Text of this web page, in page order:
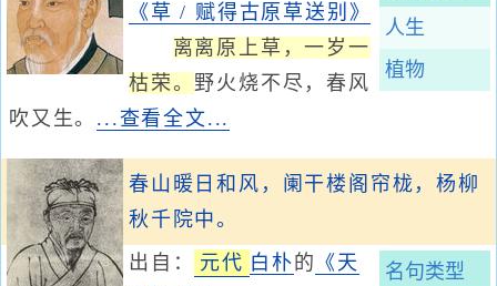
人生
植物
《草 / 赋得古原草送别》
离离原上草，一岁一
枯荣。 野火烧不尽，春风
吹又生。 ...查看全文...
春山暖日和风，阑干楼阁帘栊，杨柳
秋千院中。
名句类型
出自： 元代 白朴 的 《天